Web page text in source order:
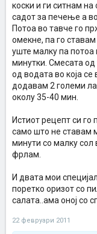
коски и ги ситнам
садот за печење а
Потоа во тавче го
омекне, па го
уште малку па
минутки. Смесата од
од водата во која
додавам 2 големи
околу 35-40 мин.
Истиот рецепт си
само што не ставам
минути со малку сол
фрлам.
И двата мои
поретко оризот со
салата..ама оној со
22 февруари 2011